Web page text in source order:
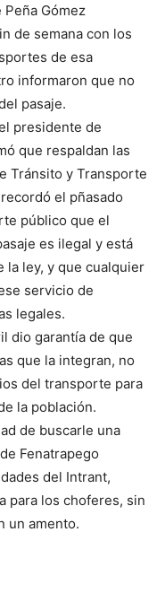
Gómez
de semana con los
de esa
informaron que no
pasaje.
presidente de
que respaldan las
Tránsito y Transporte
el pñasado
público que el
es ilegal y está
la ley, y que cualquier
servicio de
legales.
dio garantía de que
que la integran, no
del transporte para
la población.
de buscarle una
Fenatrapego
del Intrant,
para los choferes, sin
un amento.